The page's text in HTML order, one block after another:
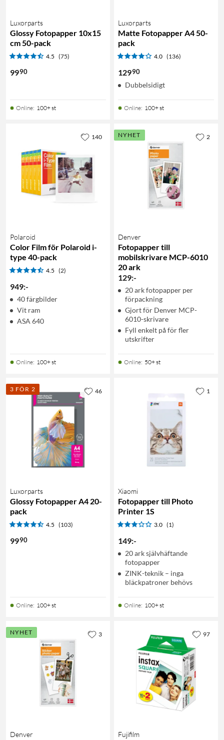
Luxorparts
Glossy Fotopapper 10x15
cm 50-pack
4.5 (75)
9990
Online: 100+ st
Luxorparts
Matte Fotopapper A4 50-
pack
4.0 (136)
12990
Dubbelsidigt
Online: 100+ st
Polaroid
Color Film för Polaroid i-
type 40-pack
4.5 (2)
949:-
40 färgbilder
Vit ram
ASA 640
Online: 100+ st
140 NYHET
Denver
Fotopapper till
mobilskrivare MCP-6010
20 ark
129:-
20 ark fotopapper per
förpackning
Gjort för Denver MCP-
6010-skrivare
Fyll enkelt på för fler
utskrifter
Online: 50+ st
2
3 FÖR 2
Luxorparts
Glossy Fotopapper A4 20-
pack
4.5 (103)
9990
Online: 100+ st
46
Xiaomi
Fotopapper till Photo
Printer 1S
3.0 (1)
149:-
20 ark självhäftande
fotopapper
ZINK-teknik – inga
bläckpatroner behövs
Online: 100+ st
1
NYHET
Denver
3
Fujifilm
97